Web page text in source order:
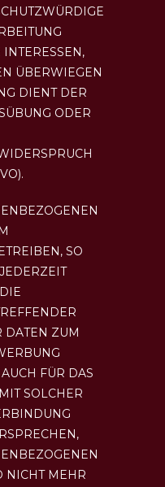
ÜBERWIEGEN
DIENT DER
ODER
SO
DATEN ZUM
FÜR DAS
SOLCHER
NICHT MEHR